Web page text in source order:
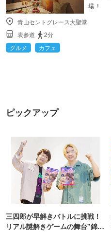
場！
青山セントグレース大聖堂
表参道
2分
グルメ
カフェ
ピックアップ
三四郎が早解きバトルに挑戦！
リアル謎解きゲームの舞台"錦糸